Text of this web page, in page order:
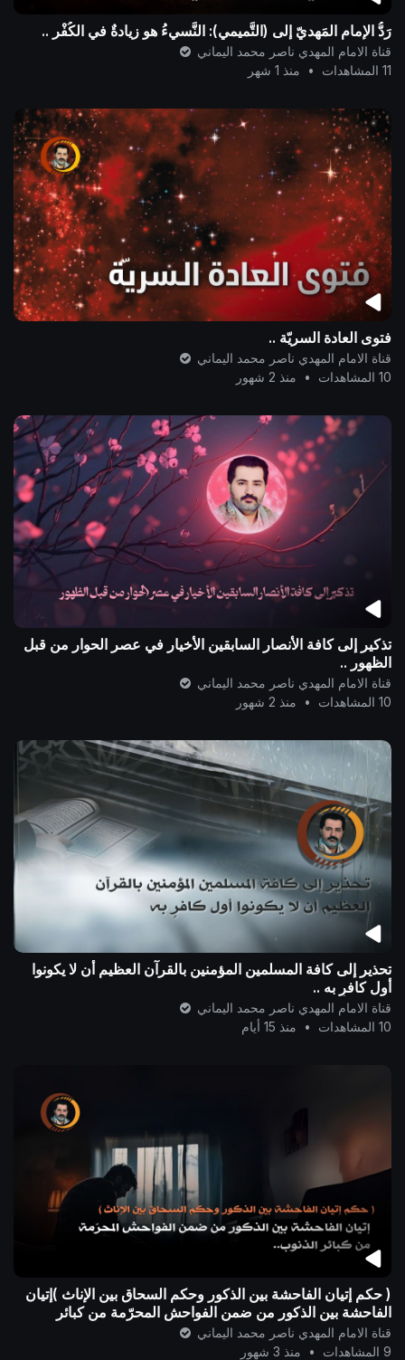
رَدُّ الإمامِ المَهديّ إلى (التَّميمي): النَّسيءُ هو زيادةٌ في الكُفْر ..
قناة الامام المهدي ناصر محمد اليماني
11 المشاهدات
• منذ 1 شهر
فتوى العادة السريّة ..
قناة الامام المهدي ناصر محمد اليماني
10 المشاهدات
• منذ 2 شهور
تذكير إلى كافة الأنصار السابقين الأخيار في عصر الحوار من قبل
الظهور ..
قناة الامام المهدي ناصر محمد اليماني
10 المشاهدات
• منذ 2 شهور
تحذير إلى كافة المسلمين المؤمنين بالقرآن العظيم أن لا يكونوا
أول كافرٍ به ..
قناة الامام المهدي ناصر محمد اليماني
10 المشاهدات
• منذ 15 أيام
( حكم إتيان الفاحشة بين الذكور وحكم السحاق بين الإناث )إتيان
الفاحشة بين الذكور من ضمن الفواحش المحرّمة من كبائر
الذنوب..
قناة الامام المهدي ناصر محمد اليماني
9 المشاهدات
• منذ 3 شهور